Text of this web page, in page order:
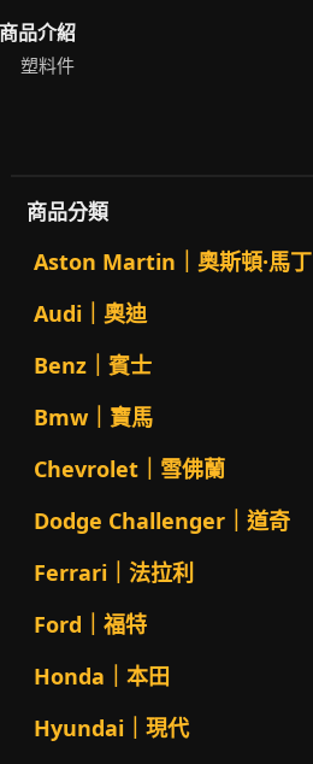
品介紹
塑料件
商品分類
Aston Martin｜奧斯頓·馬丁
Audi｜奧迪
Benz｜賓士
Bmw｜寶馬
Chevrolet｜雪佛蘭
Dodge Challenger｜道奇
Ferrari｜法拉利
Ford｜福特
Honda｜本田
Hyundai｜現代